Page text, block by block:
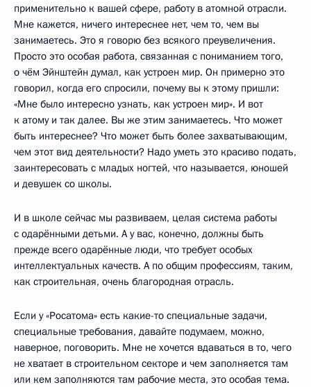
применительно к вашей сфере, работу в атомной отрасли.
Мне кажется, ничего интереснее нет, чем то, чем вы
занимаетесь. Это я говорю без всякого преувеличения.
Просто это особая работа, связанная с пониманием того,
о чём Эйнштейн думал, как устроен мир. Он примерно это
говорил, когда его спросили, почему вы к этому пришли:
«Мне было интересно узнать, как устроен мир». И вот
к атому и так далее. Вы же этим занимаетесь. Что может
быть интереснее? Что может быть более захватывающим,
чем этот вид деятельности? Надо уметь это красиво подать,
заинтересовать с младых ногтей, что называется, юношей
и девушек со школы.
И в школе сейчас мы развиваем, целая система работы
с одарёнными детьми. А у вас, конечно, должны быть
прежде всего одарённые люди, что требует особых
интеллектуальных качеств. А по общим профессиям, таким,
как строительная, очень благородная отрасль.
Если у «Росатома» есть какие-то специальные задачи,
специальные требования, давайте подумаем, можно,
наверное, поговорить. Мне не хочется вдаваться в то, чего
не хватает в строительном секторе и чем заполняется там
или кем заполняются там рабочие места, это особая тема.